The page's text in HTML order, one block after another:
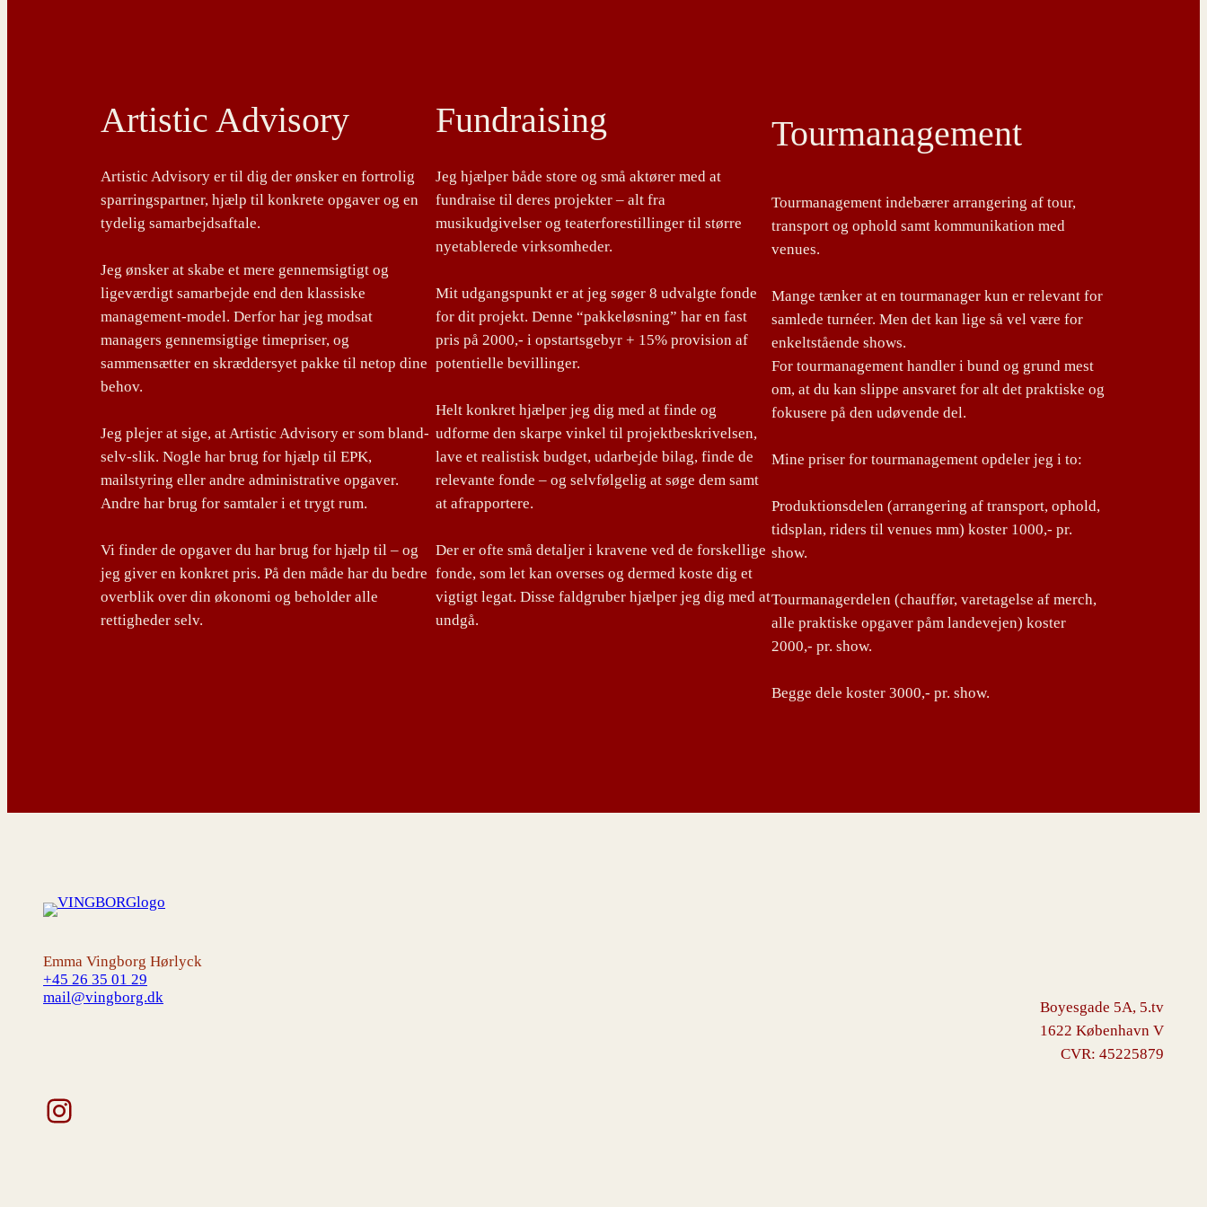
Artistic Advisory
Artistic Advisory er til dig der ønsker en fortrolig
sparringspartner, hjælp til konkrete opgaver og en
tydelig samarbejdsaftale.
Jeg ønsker at skabe et mere gennemsigtigt og
ligeværdigt samarbejde end den klassiske
management-model. Derfor har jeg modsat
managers gennemsigtige timepriser, og
sammensætter en skræddersyet pakke til netop dine
behov.
Jeg plejer at sige, at Artistic Advisory er som bland-
selv-slik. Nogle har brug for hjælp til EPK,
mailstyring eller andre administrative opgaver.
Andre har brug for samtaler i et trygt rum.
Vi finder de opgaver du har brug for hjælp til – og
jeg giver en konkret pris. På den måde har du bedre
overblik over din økonomi og beholder alle
rettigheder selv.
Fundraising
Jeg hjælper både store og små aktører med at
fundraise til deres projekter – alt fra
musikudgivelser og teaterforestillinger til større
nyetablerede virksomheder.
Mit udgangspunkt er at jeg søger 8 udvalgte fonde
for dit projekt. Denne “pakkeløsning” har en fast
pris på 2000,- i opstartsgebyr + 15% provision af
potentielle bevillinger.
Helt konkret hjælper jeg dig med at finde og
udforme den skarpe vinkel til projektbeskrivelsen,
lave et realistisk budget, udarbejde bilag, finde de
relevante fonde – og selvfølgelig at søge dem samt
at afrapportere.
Der er ofte små detaljer i kravene ved de forskellige
fonde, som let kan overses og dermed koste dig et
vigtigt legat. Disse faldgruber hjælper jeg dig med at
undgå.
Tourmanagement
Tourmanagement indebærer arrangering af tour,
transport og ophold samt kommunikation med
venues.
Mange tænker at en tourmanager kun er relevant for
samlede turnéer. Men det kan lige så vel være for
enkeltstående shows.
For tourmanagement handler i bund og grund mest
om, at du kan slippe ansvaret for alt det praktiske og
fokusere på den udøvende del.
Mine priser for tourmanagement opdeler jeg i to:
Produktionsdelen (arrangering af transport, ophold,
tidsplan, riders til venues mm) koster 1000,- pr.
show.
Tourmanagerdelen (chauffør, varetagelse af merch,
alle praktiske opgaver påm landevejen) koster
2000,- pr. show.
Begge dele koster 3000,- pr. show.
Emma Vingborg Hørlyck
+45 26 35 01 29
mail@vingborg.dk
Instagram
Boyesgade 5A, 5.tv
1622 København V
CVR: 45225879